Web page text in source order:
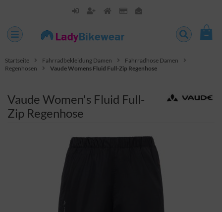
Startseite Fahrradbekleidung Damen
Fahrradhose Damen
Regenhosen
Vaude Womens Fluid Full-Zip Regenhose
Vaude Women's Fluid Full-
Zip Regenhose